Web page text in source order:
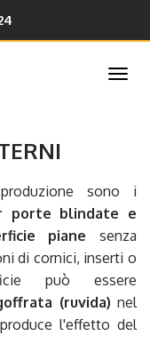
sono i
porte blindate e
piane senza
di cornici, inserti o
può essere
(ruvida) nel
l'effetto del